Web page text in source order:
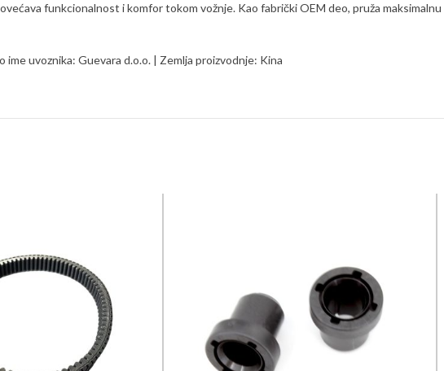
funkcionalnost i komfor tokom vožnje. Kao fabrički OEM deo, pruža maksimalnu
uvoznika: Guevara d.o.o. | Zemlja proizvodnje: Kina